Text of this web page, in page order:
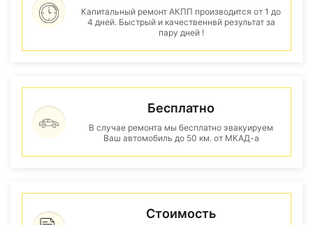
Капитальный ремонт АКПП производится от 1 до
4 дней. Быстрый и качественнвй результат за
пару дней !
Бесплатно
В случае ремонта мы бесплатно эвакуируем
Ваш автомобиль до 50 км. от МКАД-а
Стоимость